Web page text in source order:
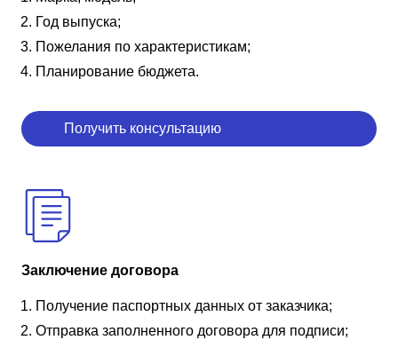
Год выпуска;
Пожелания по характеристикам;
Планирование бюджета.
Получить консультацию
Заключение договора
Получение паспортных данных от заказчика;
Отправка заполненного договора для подписи;